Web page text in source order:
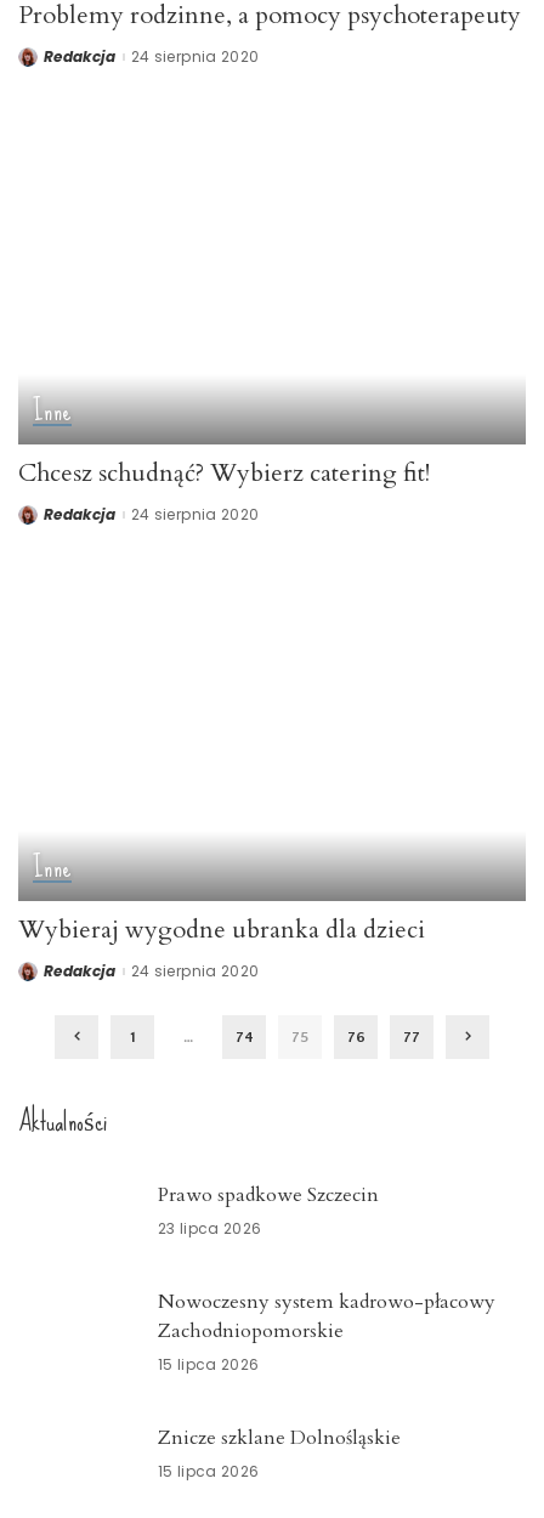
Problemy rodzinne, a pomocy psychoterapeuty
PostedRedakcja 24 sierpnia 2020
Inne
Chcesz schudnąć? Wybierz catering fit!
PostedRedakcja 24 sierpnia 2020
Inne
Wybieraj wygodne ubranka dla dzieci
PostedRedakcja 24 sierpnia 2020
1 … 74 75 76 77
Aktualności
Prawo spadkowe Szczecin
23 lipca 2026
Nowoczesny system kadrowo-płacowy
Zachodniopomorskie
15 lipca 2026
Znicze szklane Dolnośląskie
15 lipca 2026